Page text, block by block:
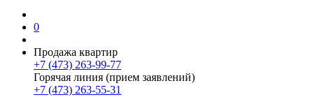
0
Продажа квартир
+7 (473) 263-99-77
Горячая линия (прием заявлений)
+7 (473) 263-55-31